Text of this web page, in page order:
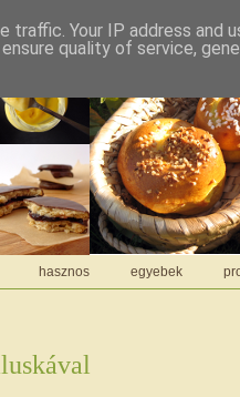
hasznos egyebek
Your IP address and
quality of service,